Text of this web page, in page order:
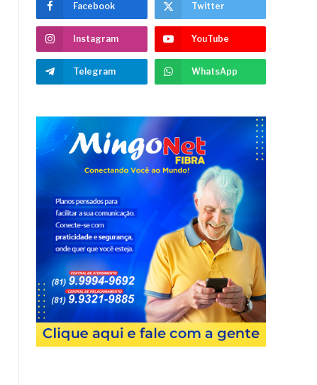
Facebook Twitter
Instagram YouTube
Telegram WhatsApp